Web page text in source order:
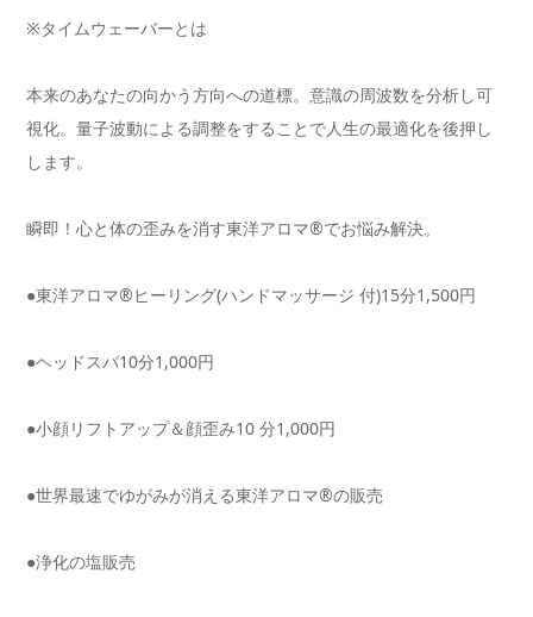
※タイムウェーバーとは
本来のあなたの向かう方向への道標。 意識の周波数を分析し可
視化。 量子波動による調整をすることで人生の最適化を後押し
します。
瞬即！心と体の歪みを消す東洋アロマ®でお悩み解決。
●東洋アロマ®ヒーリング(ハンドマッサージ 付)15分1,500円
●ヘッドスパ10分1,000円
●小顔リフトアップ＆顔歪み10 分1,000円
●世界最速でゆがみが消える東洋アロマ®の販売
●浄化の塩販売